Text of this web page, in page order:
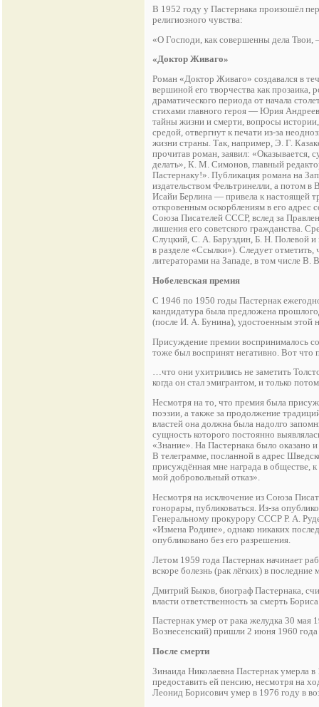
В 1952 году у Пастернака произошёл
религиозного чувства:
«О Господи, как совершенны дела
«Доктор Живаго»
Роман «Доктор Живаго» создавался в
вершиной его творчества как прозаика,
драматического периода от начала
стихами главного героя — Юрия
тайны жизни и смерти, вопросы истории,
средой, отвергнут к печати из-за
жизни страны. Так, например, Э. Г.
прочитав роман, заявил: «Оказывается,
делать», К. М. Симонов, главный
Пастернаку!». Публикация романа на
издательством Фельтринелли, а потом в
Исайи Берлина — привела к настоящей
откровенным оскорблениям в его адрес
Союза Писателей СССР, вслед за
лишения его советского гражданства.
Слуцкий, С. A. Баруздин, Б. Н. Полевой и
в разделе «Ссылки»). Следует
литераторами на Западе, в том числе В.
Нобелевская премия
С 1946 по 1950 годы Пастернак
кандидатура была предложена
(после И. A. Бунина), удостоенным этой
Присуждение премии воспринималось
тоже был воспринят негативно. Вот
…что они ухитрились не заметить
когда он стал эмигрантом, и только
Несмотря на то, что премия была
поэзии, а также за продолжение
властей она должна была надолго
сущность которого постоянно
«Знание». На Пастернака было оказано
В телеграмме, посланной в адрес
присуждённая мне награда в обществе,
мой добровольный отказ».
Несмотря на исключение из Союза
гонорары, публиковаться. Из-за
Генеральному прокурору СССР Р. А.
«Измена Родине», однако никаких
опубликовано без его разрешения.
Летом 1959 гoдa Пастернак начинает
вскоре болезнь (рак лёгких) в
Дмитрий Быков, биограф Пастернака,
власти ответственность за смерть
Пастернак умер от рака желудка 30
Вознесенский) пришли 2 июня 1960
После смерти
Зинаида Николаевна Пастернак умерла
предоставить ей пенсию, несмотря на
Леонид Борисович умер в 1976 году в